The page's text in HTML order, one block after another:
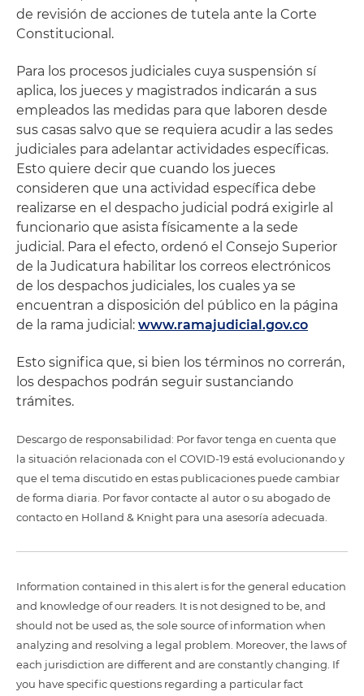
de revisión de acciones de tutela ante la Corte
Constitucional.
Para los procesos judiciales cuya suspensión sí
aplica, los jueces y magistrados indicarán a sus
empleados las medidas para que laboren desde
sus casas salvo que se requiera acudir a las sedes
judiciales para adelantar actividades específicas.
Esto quiere decir que cuando los jueces
consideren que una actividad específica debe
realizarse en el despacho judicial podrá exigirle al
funcionario que asista físicamente a la sede
judicial. Para el efecto, ordenó el Consejo Superior
de la Judicatura habilitar los correos electrónicos
de los despachos judiciales, los cuales ya se
encuentran a disposición del público en la página
de la rama judicial: www.ramajudicial.gov.co
Esto significa que, si bien los términos no correrán,
los despachos podrán seguir sustanciando
trámites.
Descargo de responsabilidad: Por favor tenga en cuenta que
la situación relacionada con el COVID-19 está evolucionando y
que el tema discutido en estas publicaciones puede cambiar
de forma diaria. Por favor contacte al autor o su abogado de
contacto en Holland & Knight para una asesoría adecuada.
Information contained in this alert is for the general education
and knowledge of our readers. It is not designed to be, and
should not be used as, the sole source of information when
analyzing and resolving a legal problem. Moreover, the laws of
each jurisdiction are different and are constantly changing. If
you have specific questions regarding a particular fact